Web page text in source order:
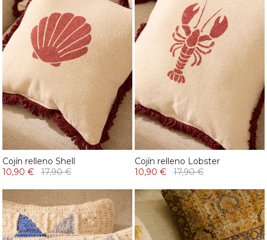
Cojín relleno Shell
10,90 €
17,90 €
Cojín relleno Lobster
10,90 €
17,90 €